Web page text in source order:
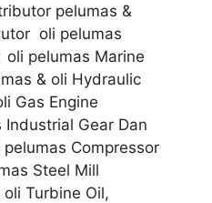
pelumas &
oli pelumas
oli pelumas Marine
& oli Hydraulic
Gas Engine
Gear Dan
Compressor
Steel Mill
Turbine Oil,